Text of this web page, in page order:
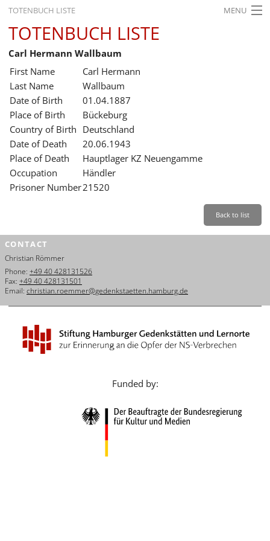
TOTENBUCH LISTE MENU
STARTSEITE
AUSSTELLUNGEN
GESCHICHTE
BILDUNG
FORSCHUNG
SERVICE
Leichte Sprache Back
Dansk
Español
Italiano
Nederlands
Português
TOTENBUCH LISTE
Carl Hermann Wallbaum
First Name
Carl Hermann
Last Name
Wallbaum
Date of Birth
01.04.1887
Place of Birth
Bückeburg
Country of Birth Deutschland
Date of Death
20.06.1943
Place of Death
Hauptlager KZ Neuengamme
Occupation
Händler
Prisoner Number21520
Back to list
CONTACT
Christian Römmer
Phone: +49 40 428131526
Fax: +49 40 428131501
Email: christian.roemmer@gedenkstaetten.hamburg.de
Funded by: